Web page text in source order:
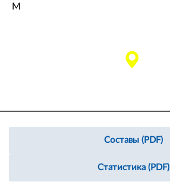
Составы (PDF)
Статистика (PDF)